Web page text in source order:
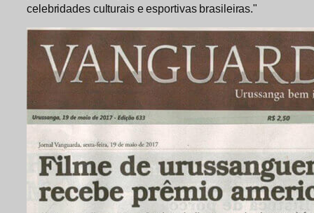
celebridades culturais e esportivas brasileiras."